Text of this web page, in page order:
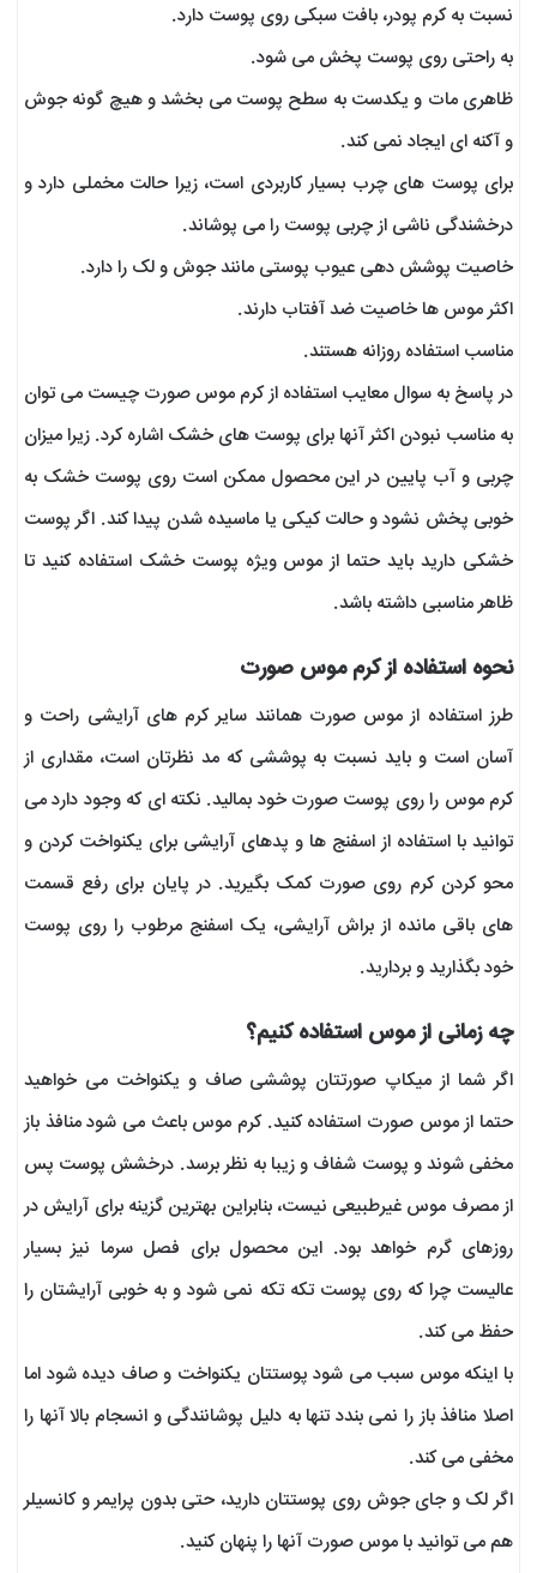
نسبت به کرم پودر، بافت سبکی روی پوست دارد.
به راحتی روی پوست پخش می شود.
ظاهری مات و یکدست به سطح پوست می بخشد و هیچ گونه جوش
و آکنه ای ایجاد نمی کند.
برای پوست های چرب بسیار کاربردی است، زیرا حالت مخملی دارد و
درخشندگی ناشی از چربی پوست را می پوشاند.
خاصیت پوشش دهی عیوب پوستی مانند جوش و لک را دارد.
اکثر موس ها خاصیت ضد آفتاب دارند.
مناسب استفاده روزانه هستند.
در پاسخ به سوال معایب استفاده از کرم موس صورت چیست می توان
به مناسب نبودن اکثر آنها برای پوست های خشک اشاره کرد. زیرا میزان
چربی و آب پایین در این محصول ممکن است روی پوست خشک به
خوبی پخش نشود و حالت کیکی یا ماسیده شدن پیدا کند. اگر پوست
خشکی دارید باید حتما از موس ویژه پوست خشک استفاده کنید تا
ظاهر مناسبی داشته باشد.
نحوه استفاده از کرم موس صورت
طرز استفاده از موس صورت همانند سایر کرم های آرایشی راحت و
آسان است و باید نسبت به پوششی که مد نظرتان است، مقداری از
کرم موس را روی پوست صورت خود بمالید. نکته ای که وجود دارد می
توانید با استفاده از اسفنج ها و پدهای آرایشی برای یکنواخت کردن و
محو کردن کرم روی صورت کمک بگیرید. در پایان برای رفع قسمت
های باقی مانده از براش آرایشی، یک اسفنج مرطوب را روی پوست
خود بگذارید و بردارید.
چه زمانی از موس استفاده کنیم؟
اگر شما از میکاپ صورتتان پوششی صاف و یکنواخت می خواهید
حتما از موس صورت استفاده کنید. کرم موس باعث می شود منافذ باز
مخفی شوند و پوست شفاف و زیبا به نظر برسد. درخشش پوست پس
از مصرف موس غیرطبیعی نیست، بنابراین بهترین گزینه برای آرایش در
روزهای گرم خواهد بود. این محصول برای فصل سرما نیز بسیار
عالیست چرا که روی پوست تکه تکه نمی شود و به خوبی آرایشتان را
حفظ می کند.
با اینکه موس سبب می شود پوستتان یکنواخت و صاف دیده شود اما
اصلا منافذ باز را نمی بندد تنها به دلیل پوشانندگی و انسجام بالا آنها را
مخفی می کند.
اگر لک و جای جوش روی پوستتان دارید، حتی بدون پرایمر و کانسیلر
هم می توانید با موس صورت آنها را پنهان کنید.